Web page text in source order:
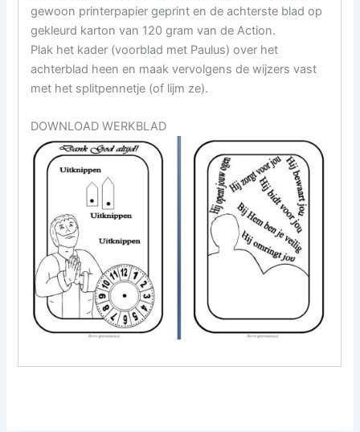
gewoon printerpapier geprint en de achterste blad op
gekleurd karton van 120 gram van de Action.
Plak het kader (voorblad met Paulus) over het
achterblad heen en maak vervolgens de wijzers vast
met het splitpennetje (of lijm ze).
DOWNLOAD WERKBLAD